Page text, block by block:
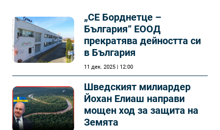
„СЕ Борднетце –
България“ ЕООД
прекратява дейността си
в България
11 дек. 2025 | 12:00
Шведският милиардер
Йохан Елиаш направи
мощен ход за защита на
Земята